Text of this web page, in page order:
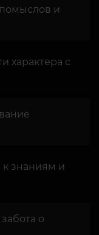
и
характера с
знаниям и
о